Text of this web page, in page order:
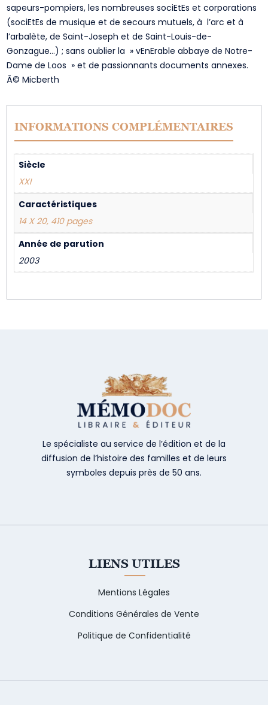
sapeurs-pompiers, les nombreuses sociEtEs et corporations
(sociEtEs de musique et de secours mutuels, à l’arc et à
l’arbalète, de Saint-Joseph et de Saint-Louis-de-
Gonzague…) ; sans oublier la » vEnErable abbaye de Notre-
Dame de Loos » et de passionnants documents annexes.
Â© Micberth
INFORMATIONS COMPLÉMENTAIRES
Siècle
XXI
Caractéristiques
14 X 20, 410 pages
Année de parution
2003
Le spécialiste au service de l’édition et de la
diffusion de l’histoire des familles et de leurs
symboles depuis près de 50 ans.
LIENS UTILES
Mentions Légales
Conditions Générales de Vente
Politique de Confidentialité